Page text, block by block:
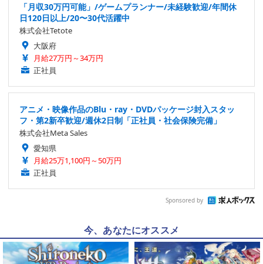
「月収30万円可能」/ゲームプランナー/未経験歓迎/年間休
日120日以上/20〜30代活躍中
株式会社Tetote
大阪府
月給27万円～34万円
正社員
アニメ・映像作品のBlu・ray・DVDパッケージ封入スタッ
フ・第2新卒歓迎/週休2日制「正社員・社会保険完備」
株式会社Meta Sales
愛知県
月給25万1,100円～50万円
正社員
Sponsored by
今、あなたにオススメ